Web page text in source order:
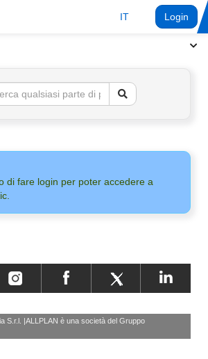
IT Login
di fare login per poter accedere a
S.r.l. ALLPLAN è una società del Gruppo